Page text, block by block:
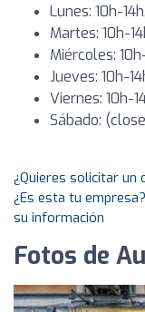
Lunes: 10h-
Martes: 10h-
Miércoles:
Jueves: 10h-
Viernes: 10h-
Sábado:
¿Quieres solicitar un
¿Es esta tu
su información
Fotos de